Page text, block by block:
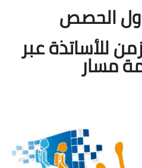
الحصص
للأساتذة عبر
مسار